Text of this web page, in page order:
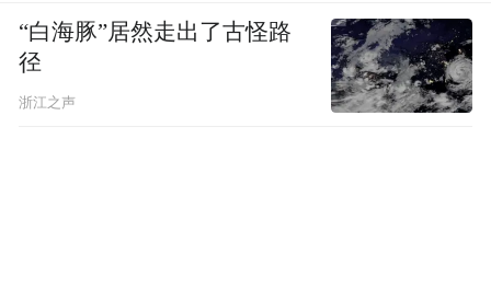
“白海豚”居然走出了古怪路
径
浙江之声